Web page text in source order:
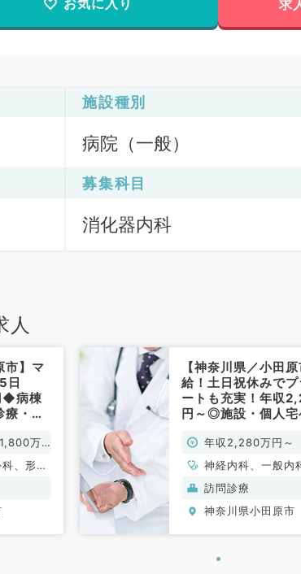
お気に入り 求
施設種別
病院（一般）
募集科目
消化器内科
人
市】マ
日
◆病棟
・救
科系・
万
、形成
呼吸器
、泌尿
環器内
【神奈川県／小田
給！土日祝休みで
ートも充実！年収
円～◎施設・個人宅
常勤）年収2,280万円～
神経内科、一般内
器内科、呼吸器内
器内科、内分泌・
科、腎臓内科、老
訪問診療
神奈川県小田原市